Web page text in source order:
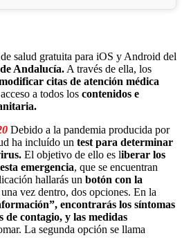
salud gratuita para iOS y Android del
Andalucía. A través de ella, los
citas de atención médica
a todos los contenidos e
Debido a la pandemia producida por
ha incluído un test para determinar
El objetivo de ello es liberar los
emergencia, que se encuentran
hallarás un botón con la
vez dentro, dos opciones. En la
encontrarás los síntomas
contagio, y las medidas
La segunda opción se llama